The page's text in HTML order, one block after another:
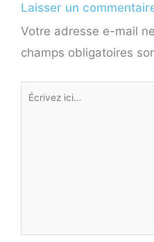
Laisser un
Votre adresse e-mail
champs obligatoires
Écrivez